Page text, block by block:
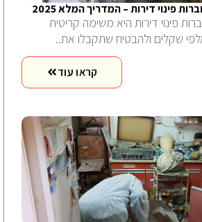
פינוי דירות – המדריך המלא 2025
פינוי דירות היא משימה קריטית
שקלים ולהבטיח שתקבלו את..
קראו עוד